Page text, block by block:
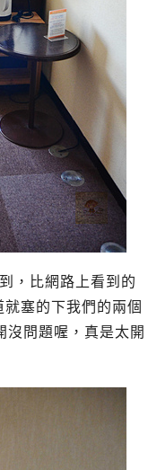
，比網路上看到的
塞的下我們的兩個
沒問題喔，真是太開